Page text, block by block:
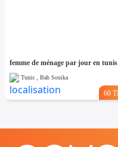
femme de ménage par jour en tunis
Tunis , Bab Souika
60